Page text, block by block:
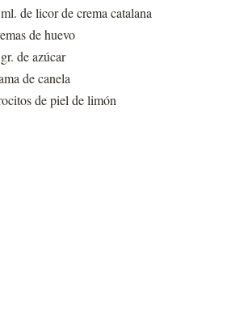
de licor de crema catalana
de huevo
de azúcar
de canela
de piel de limón